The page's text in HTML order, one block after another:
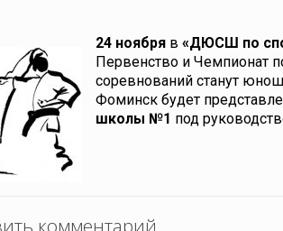
24 ноября в«ДЮСШ по
Первенство и Чемпионат
соревнований станут
Фоминск будет
школы №1 под
комментарий